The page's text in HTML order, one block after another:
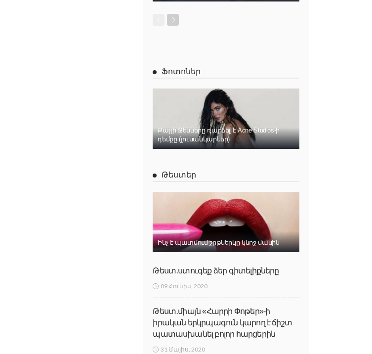
Ֆոտոներ
Քայլի Ջենները դարձել է Acne Studios-ի
դեմքը (լուսանկարներ)
Թեստեր
Ինչ է պատմում շրթներկը կնոջ մասին
Թեստ․ստուգեք ձեր գիտելիքները
09 Հունիս, 2020
Թեստ․միայն «Հարրի Փոթեր»-ի
իրական երկրպագուն կարող է ճիշտ
պատասխանել բոլոր հարցերին
31 Մայիս, 2020